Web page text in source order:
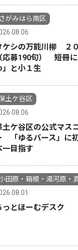
さがみはら南区
ケシの万能川柳 ２
応募190句） 短冊
」と小１生
土ケ谷区
土ケ谷区の公式マス
「ゆるバース」に
一目指す
田原・箱根・湯河原・
っとほーむデスク